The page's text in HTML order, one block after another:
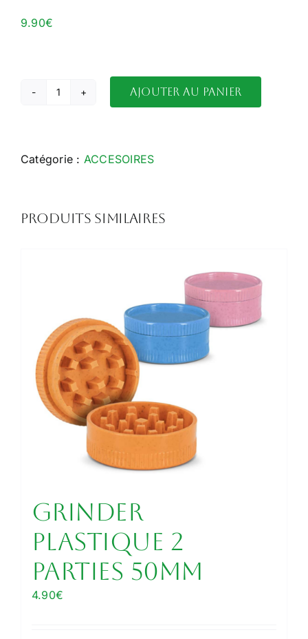
9.90€
quantité
Salivaire
Ajouter au panier
Catégorie : ACCESOIRES
Produits similaires
Grinder
plastique 2
parties 50mm
4.90€